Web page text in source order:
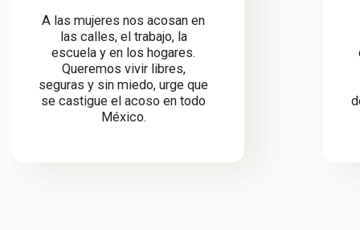
A las mujeres nos acosan en
las calles, el trabajo, la
escuela y en los hogares.
Queremos vivir libres,
seguras y sin miedo, urge que
se castigue el acoso en todo
México.